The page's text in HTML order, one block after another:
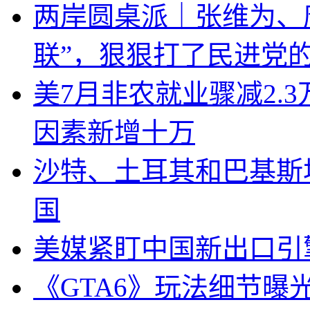
两岸圆桌派｜张维为
联”，狠狠打了民进党
美7月非农就业骤减
因素新增十万
沙特、土耳其和巴基
国
美媒紧盯中国新出口
《GTA6》玩法细节